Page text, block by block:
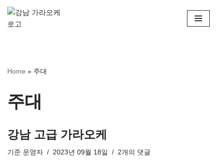
콘
건
뛰
Home » 주대
주대
강남 고급 가라오케
기준 운영자 2023년 09월 18일 2개의 댓글